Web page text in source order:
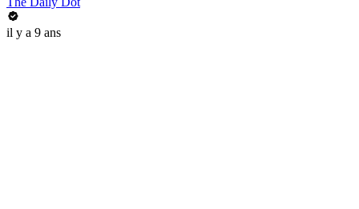
il y a 9 ans